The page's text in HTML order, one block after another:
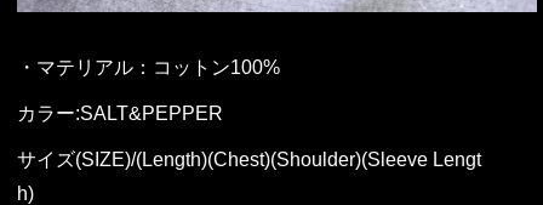
・マテリアル：コットン100%
カラー:SALT&PEPPER
サイズ(SIZE)/(Length)(Chest)(Shoulder)(Sleeve Lengt
h)